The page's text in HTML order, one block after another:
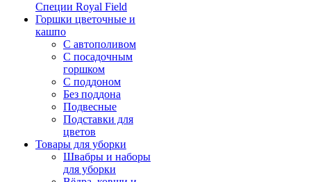
Специи Royal Field
Горшки цветочные и
кашпо
С автополивом
С посадочным
горшком
С поддоном
Без поддона
Подвесные
Подставки для
цветов
Товары для уборки
Швабры и наборы
для уборки